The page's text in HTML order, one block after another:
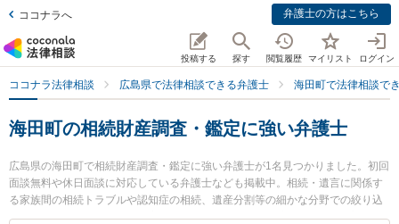
ココナラへ 弁護士の方はこちら
投稿する 探す 閲覧履歴 マイリスト ログイン
ココナラ法律相談 広島県で法律相談できる弁護士 海田町で法律相談で
海田町の相続財産調査・鑑定に強い弁護士
広島県の海田町で相続財産調査・鑑定に強い弁護士が1名見つかりました。初回
面談無料や休日面談に対応している弁護士なども掲載中。相続・遺言に関係す
る家族間の相続トラブルや認知症の相続、遺産分割等の細かな分野での絞り込
み検索もでき便利です。特に安芸海田法律事務所の粟井 良祐弁護士のプロフィ